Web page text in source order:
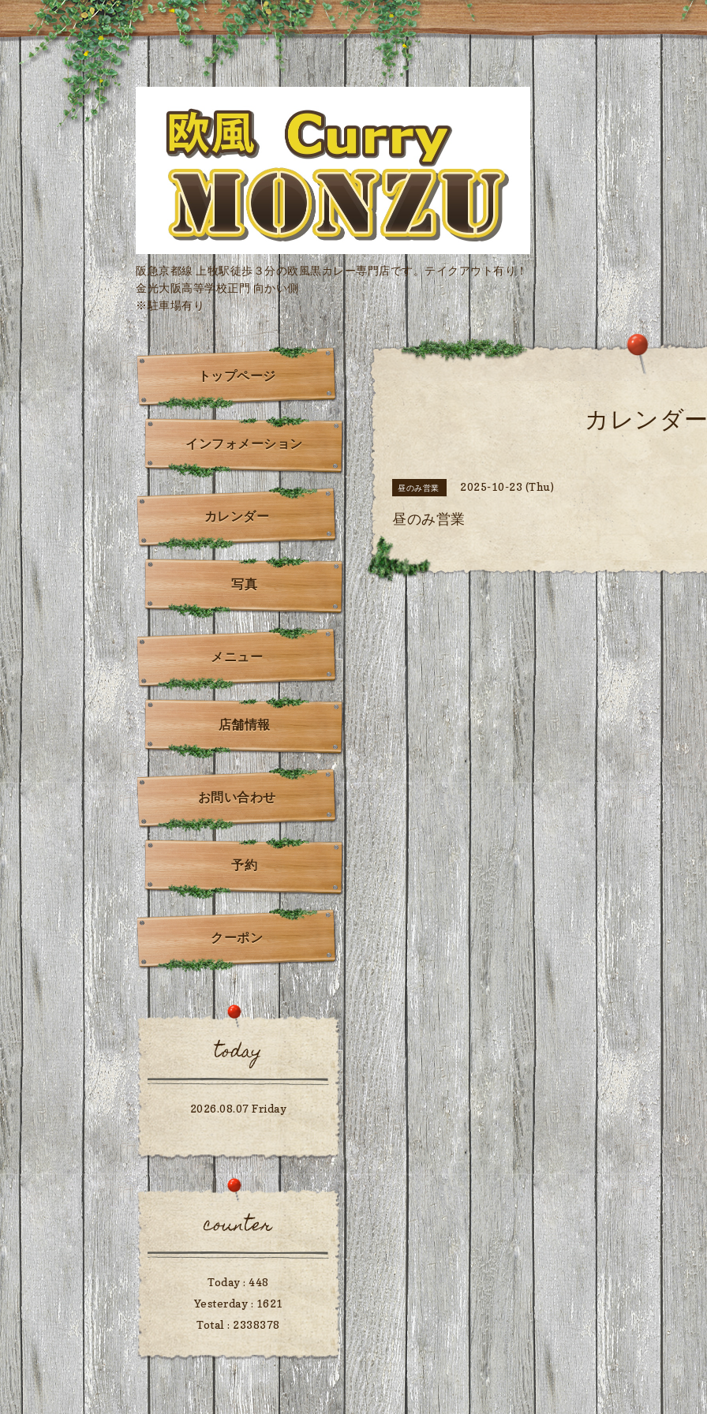
阪急京都線 上牧駅徒歩３分の欧風黒カレー専門店です。テイクアウト有り！
金光大阪高等学校正門 向かい側
※駐車場有り
カレンダ
昼のみ営業 2025-10-23 (Thu)
昼のみ営業
トップページ
インフォメーション
カレンダー
写真
メニュー
店舗情報
お問い合わせ
予約
クーポン
today
2026.08.07 Friday
counter
Today :448
Yesterday : 1621
Total : 2338378